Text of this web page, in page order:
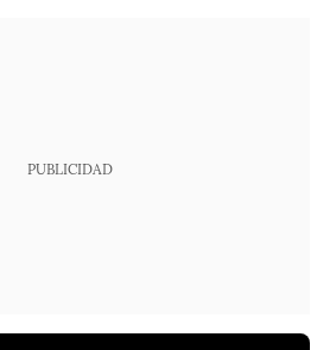
PUBLICIDAD